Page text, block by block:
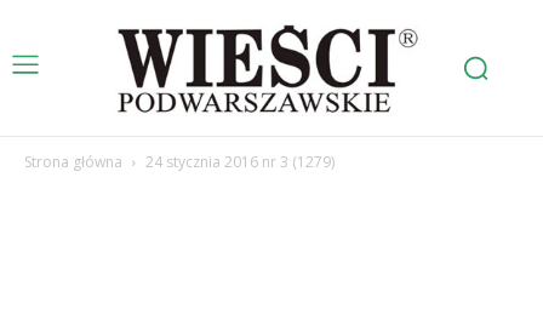
Strona główna 24 stycznia 2016 nr 3 (1279)